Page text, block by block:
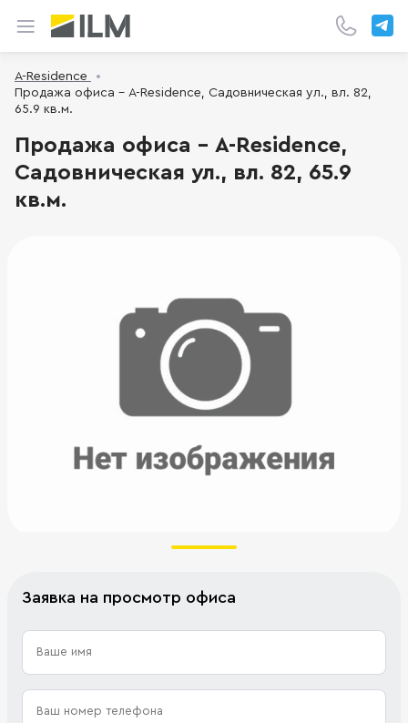
A-Residence
Продажа офиса - A-Residence, Садовническая ул., вл. 82,
65.9 кв.м.
Продажа офиса - A-Residence,
Садовническая ул., вл. 82, 65.9
кв.м.
Заявка на просмотр офиса